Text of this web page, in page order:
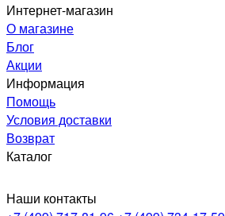
Интернет-магазин
О магазине
Блог
Акции
Информация
Помощь
Условия доставки
Возврат
Каталог
Наши контакты